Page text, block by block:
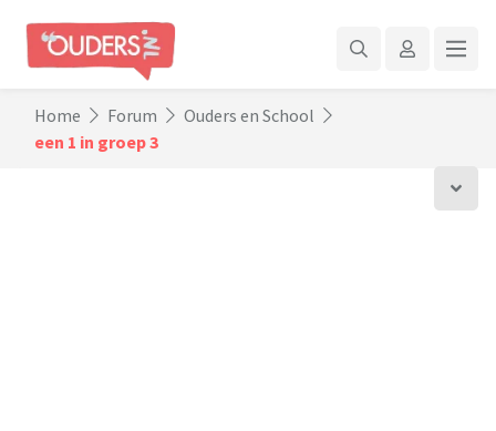
Home Forum
Ouders en School
een 1 in groep 3